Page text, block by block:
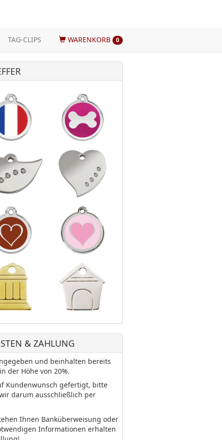
TAG-CLIPS WARENKORB 0
& ZAHLUNG
und beinhalten bereits
der Höhe von 20%.
Kundenwunsch gefertigt, bitte
darum ausschließlich per
Ihnen Banküberweisung oder
Informationen erhalten